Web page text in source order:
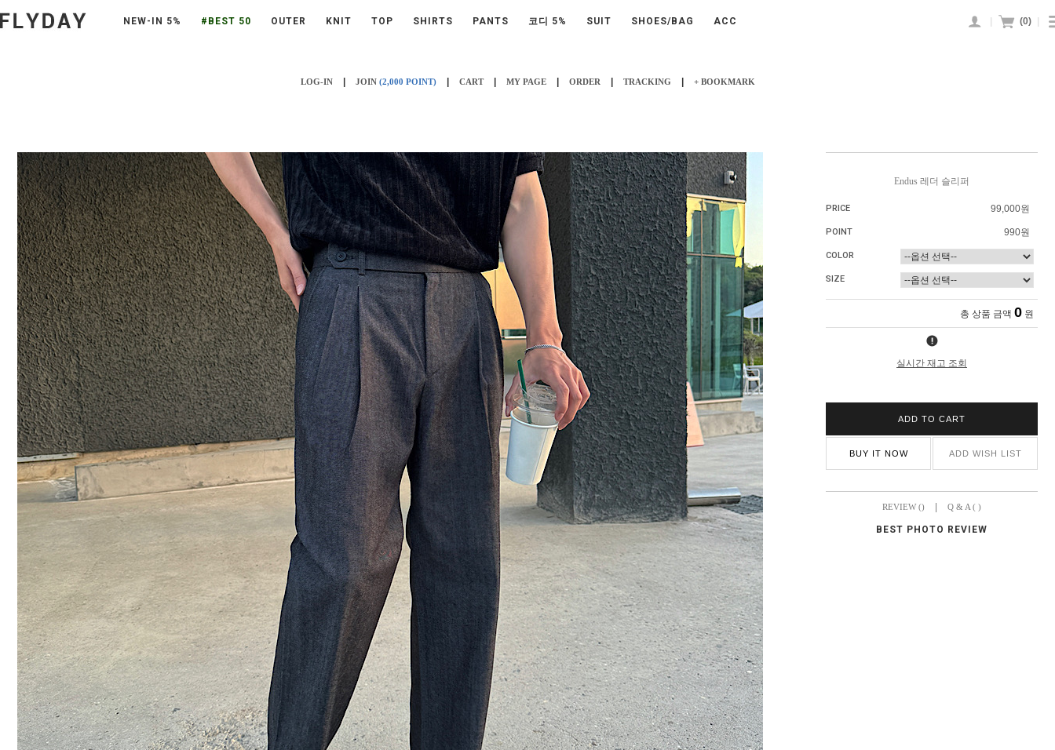
NEW-IN 5% #BEST 50 OUTER KNIT TOP SHIRTS PANTS 코디 5% SUIT SHOES/BAG ACC | (0) |
LOG-IN JOIN(2,000 POINT) CART MY PAGE ORDER TRACKING + BOOKMARK
Endus 레더 슬리퍼
PRICE 99,000원
POINT 990원
COLOR
SIZE
총 상품 금액 0 원
실시간 재고 조회
ADD TO CART
BUY IT NOW ADD WISH LIST
REVIEW () Q & A ( )
BEST PHOTO REVIEW